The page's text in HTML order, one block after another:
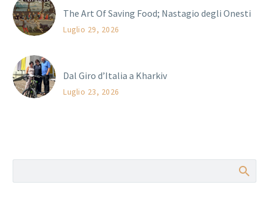
The Art Of Saving Food; Nastagio degli Onesti
Luglio 29, 2026
Dal Giro d’Italia a Kharkiv
Luglio 23, 2026